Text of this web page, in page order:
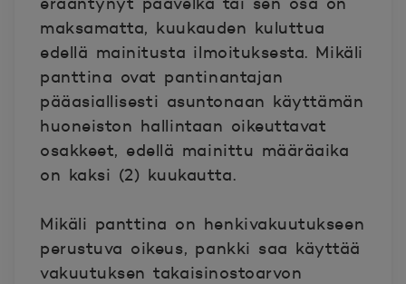
maksamatta, kuukauden kuluttua
edellä mainitusta ilmoituksesta. Mikäli
panttina ovat pantinantajan
pääasiallisesti asuntonaan käyttämän
huoneiston hallintaan oikeuttavat
osakkeet, edellä mainittu määräaika
on kaksi (2) kuukautta.
Mikäli panttina on henkivakuutukseen
perustuva oikeus, pankki saa käyttää
vakuutuksen takaisinostoarvon